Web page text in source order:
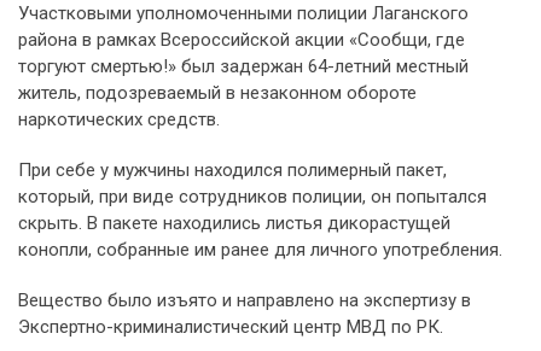
Участковыми уполномоченными полиции Лаганского
района в рамках Всероссийской акции «Сообщи, где
торгуют смертью!» был задержан 64-летний местный
житель, подозреваемый в незаконном обороте
наркотических средств.
При себе у мужчины находился полимерный пакет,
который, при виде сотрудников полиции, он попытался
скрыть. В пакете находились листья дикорастущей
конопли, собранные им ранее для личного употребления.
Вещество было изъято и направлено на экспертизу в
Экспертно-криминалистический центр МВД по РК.